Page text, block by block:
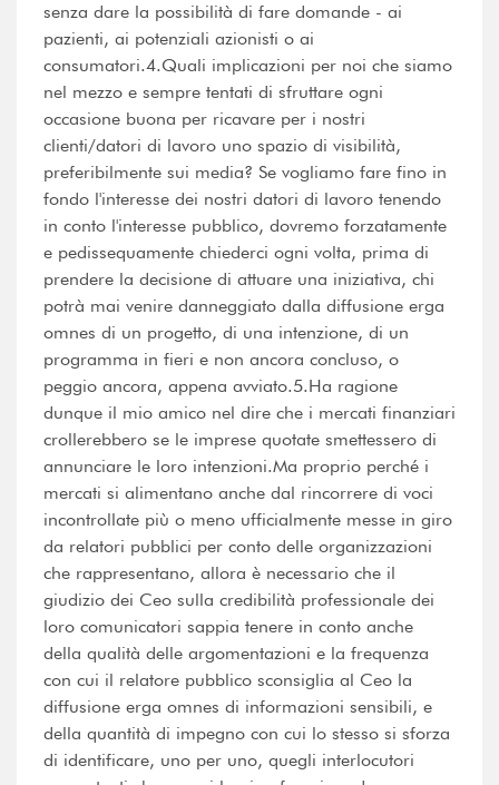
senza dare la possibilità di fare domande - ai
pazienti, ai potenziali azionisti o ai
consumatori.4.Quali implicazioni per noi che siamo
nel mezzo e sempre tentati di sfruttare ogni
occasione buona per ricavare per i nostri
clienti/datori di lavoro uno spazio di visibilità,
preferibilmente sui media? Se vogliamo fare fino in
fondo l'interesse dei nostri datori di lavoro tenendo
in conto l'interesse pubblico, dovremo forzatamente
e pedissequamente chiederci ogni volta, prima di
prendere la decisione di attuare una iniziativa, chi
potrà mai venire danneggiato dalla diffusione erga
omnes di un progetto, di una intenzione, di un
programma in fieri e non ancora concluso, o
peggio ancora, appena avviato.5.Ha ragione
dunque il mio amico nel dire che i mercati finanziari
crollerebbero se le imprese quotate smettessero di
annunciare le loro intenzioni.Ma proprio perché i
mercati si alimentano anche dal rincorrere di voci
incontrollate più o meno ufficialmente messe in giro
da relatori pubblici per conto delle organizzazioni
che rappresentano, allora è necessario che il
giudizio dei Ceo sulla credibilità professionale dei
loro comunicatori sappia tenere in conto anche
della qualità delle argomentazioni e la frequenza
con cui il relatore pubblico sconsiglia al Ceo la
diffusione erga omnes di informazioni sensibili, e
della quantità di impegno con cui lo stesso si sforza
di identificare, uno per uno, quegli interlocutori